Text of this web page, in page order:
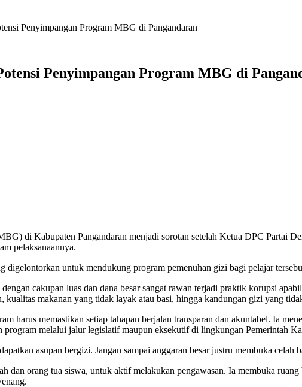
Penyimpangan Program MBG di Pangandaran
Penyimpangan Program MBG di
di Kabupaten Pangandaran menjadi sorotan setelah Ketua DPC Partai
pelaksanaannya.
digelontorkan untuk mendukung program pemenuhan gizi bagi pelajar
cakupan luas dan dana besar sangat rawan terjadi praktik korupsi
makanan yang tidak layak atau basi, hingga kandungan gizi yang
harus memastikan setiap tahapan berjalan transparan dan akuntabel. Ia
melalui jalur legislatif maupun eksekutif di lingkungan Pemerintah
asupan bergizi. Jangan sampai anggaran besar justru membuka
dan orang tua siswa, untuk aktif melakukan pengawasan. Ia membuka